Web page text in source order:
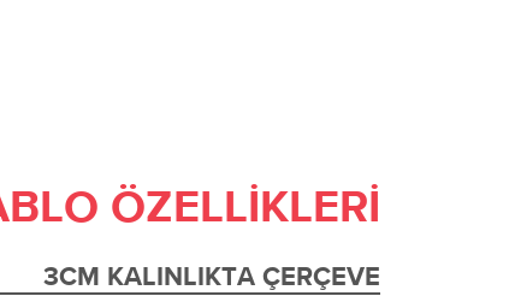
ÖZELLIKLERI
3CM KALINLIKTA ÇERÇEVE